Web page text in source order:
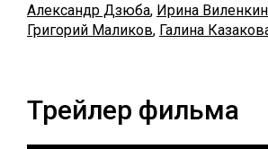
Александр Дзюба, Ирина
Григорий Маликов, Галина
Трейлер фильма